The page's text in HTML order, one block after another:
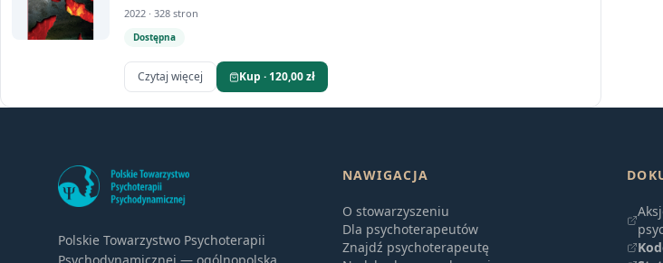
2022 · 328 stron
Dostępna
Czytaj więcej Kup · 120,00 zł
Polskie Towarzystwo Psychoterapii
NAWIGACJA
O stowarzyszeniu
Dla psychoterapeutów
Znajdź psychoterapeutę